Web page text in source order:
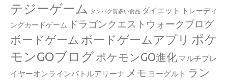
テジーゲーム
タンパク質多い食品 ダイエット
トレーディ
ングカードゲーム
ドラゴンクエストウォークブログ
ボードゲーム ボードゲームアプリ ポケ
モンGOブログ ポケモンGO進化 マルチプレ
イヤーオンラインバトルアリーナ メモ ヨーグルト ラン